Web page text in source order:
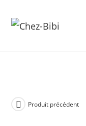
content
Produit précédent